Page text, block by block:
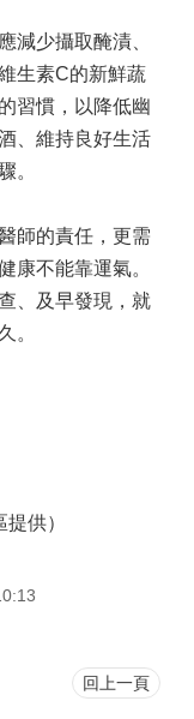
減少攝取醃漬、
生素C的新鮮蔬
習慣，以降低幽
、維持良好生活
。
師的責任，更需
康不能靠運氣。
、及早發現，就
。
供）
回上一頁